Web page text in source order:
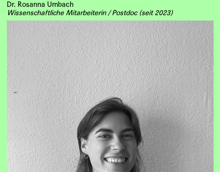
Dr. Rosanna Umbach
Wissenschaftliche Mitarbeiterin / Postdoc (seit 2023)